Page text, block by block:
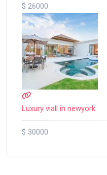
$ 26000
Luxury viall in newyork
$ 30000